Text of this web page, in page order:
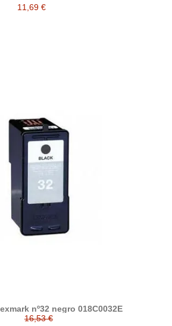
11,69 €
nº32 negro 018C0032E
16,53 €